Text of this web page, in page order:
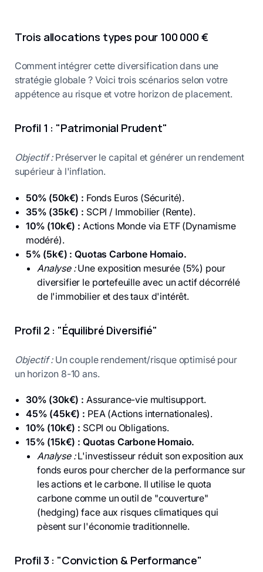
Trois allocations types pour 100 000 €
Comment intégrer cette diversification dans une
stratégie globale ? Voici trois scénarios selon votre
appétence au risque et votre horizon de placement.
Profil 1 : "Patrimonial Prudent"
Objectif :Préserver le capital et générer un rendement
supérieur à l'inflation.
50% (50k€) : Fonds Euros (Sécurité).
35% (35k€) : SCPI / Immobilier (Rente).
10% (10k€) : Actions Monde via ETF (Dynamisme
modéré).
5% (5k€) : Quotas Carbone Homaio.
Analyse :Une exposition mesurée (5%) pour
diversifier le portefeuille avec un actif décorrélé
de l'immobilier et des taux d'intérêt.
Profil 2 : "Équilibré Diversifié"
Objectif :Un couple rendement/risque optimisé pour
un horizon 8-10 ans.
30% (30k€) : Assurance-vie multisupport.
45% (45k€) : PEA (Actions internationales).
10% (10k€) : SCPI ou Obligations.
15% (15k€) : Quotas Carbone Homaio.
Analyse :L'investisseur réduit son exposition aux
fonds euros pour chercher de la performance sur
les actions et le carbone. Il utilise le quota
carbone comme un outil de "couverture"
(hedging) face aux risques climatiques qui
pèsent sur l'économie traditionnelle.
Profil 3 : "Conviction & Performance"